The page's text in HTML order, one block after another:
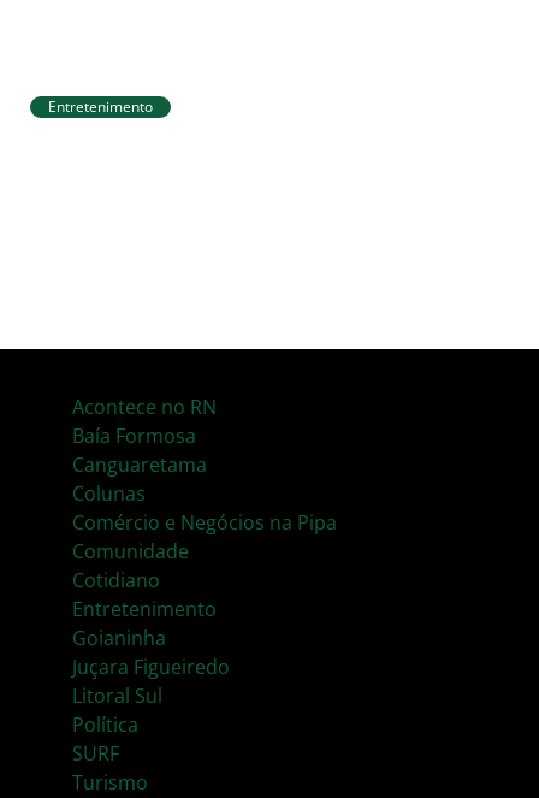
Entretenimento
Acontece no RN
Baía Formosa
Canguaretama
Colunas
Comércio e Negócios na Pipa
Comunidade
Cotidiano
Entretenimento
Goianinha
Juçara Figueiredo
Litoral Sul
Política
SURF
Turismo